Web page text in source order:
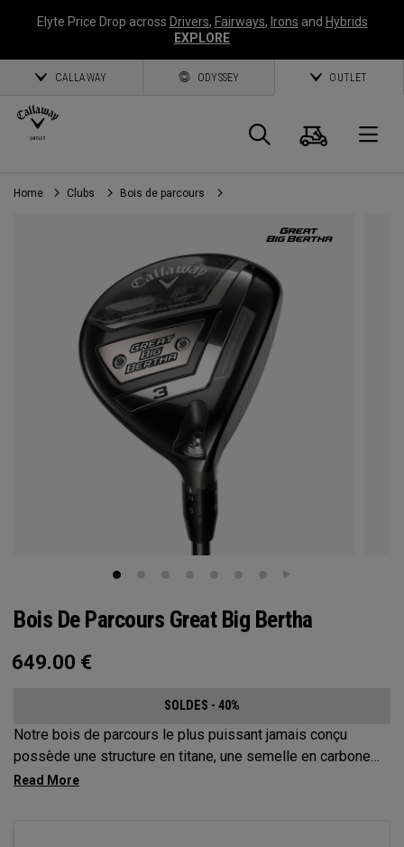
Elyte Price Drop across Drivers, Fairways, Irons and Hybrids
EXPLORE
CALLAWAY ODYSSEY OUTLET
Panier
Home Clubs Bois de parcours
Bois De Parcours Great Big Bertha
649.00 €
SOLDES - 40%
Notre bois de parcours le plus puissant jamais conçu
possède une structure en titane, une semelle en carbone
forgé et des poids multi-matériaux, afin d'augmenter les